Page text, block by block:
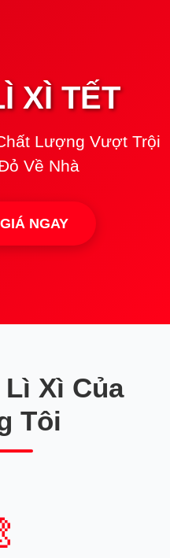
XÌ TẾT
Lượng Vượt Trội
Về Nhà
NGAY
Xì Của
Tôi